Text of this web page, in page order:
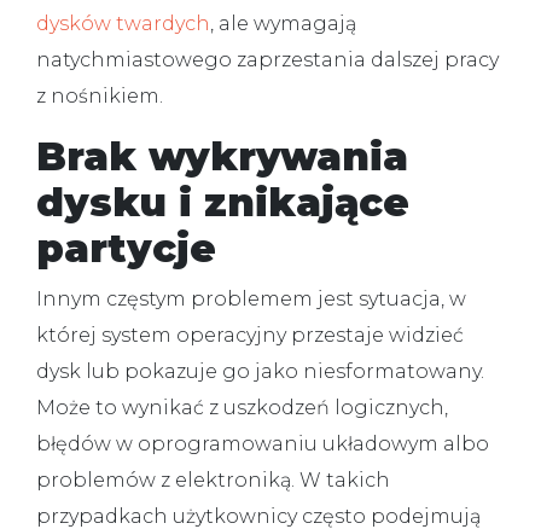
dysków twardych, ale wymagają
natychmiastowego zaprzestania dalszej pracy
z nośnikiem.
Brak wykrywania
dysku i znikające
partycje
Innym częstym problemem jest sytuacja, w
której system operacyjny przestaje widzieć
dysk lub pokazuje go jako niesformatowany.
Może to wynikać z uszkodzeń logicznych,
błędów w oprogramowaniu układowym albo
problemów z elektroniką. W takich
przypadkach użytkownicy często podejmują